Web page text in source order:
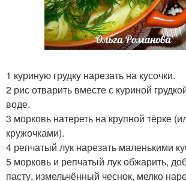
1 куриную грудку нарезать на кусочки.
2 рис отварить вместе с куриной
воде.
3 морковь натереть на крупной тёрке
кружочками).
4 репчатый лук нарезать маленькими
5 морковь и репчатый лук обжарить,
пасту, измельчённый чеснок, мелко